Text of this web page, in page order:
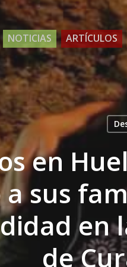
NOTICIAS ARTÍCULOS
en
sus
en
de